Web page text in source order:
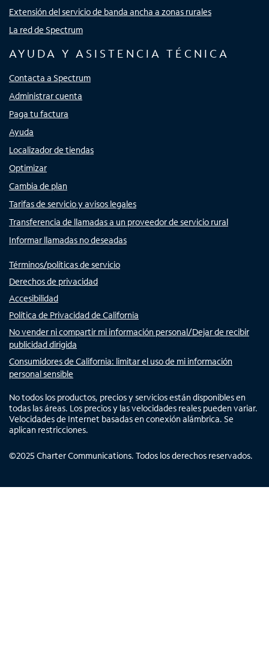
Extensión del servicio de banda ancha a zonas rurales
La red de Spectrum
AYUDA Y ASISTENCIA TÉCNICA
Contacta a Spectrum
Administrar cuenta
Paga tu factura
Ayuda
Localizador de tiendas
Optimizar
Cambia de plan
Tarifas de servicio y avisos legales
Transferencia de llamadas a un proveedor de servicio rural
Informar llamadas no deseadas
Términos/políticas de servicio
Derechos de privacidad
Accesibilidad
Política de Privacidad de California
No vender ni compartir mi información personal/Dejar de recibir
publicidad dirigida
Consumidores de California: limitar el uso de mi información
personal sensible
No todos los productos, precios y servicios están disponibles en
todas las áreas. Los precios y las velocidades reales pueden variar.
Velocidades de Internet basadas en conexión alámbrica. Se
aplican restricciones.
©2025 Charter Communications. Todos los derechos reservados.